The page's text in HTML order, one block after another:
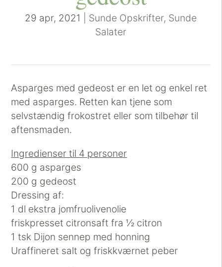
29 apr, 2021 Sunde Opskrifter, Sunde
Salater
Asparges med gedeost er en let og enkel ret
med asparges. Retten kan tjene som
selvstændig frokostret eller som tilbehør til
aftensmaden.
Ingredienser til 4 personer
600 g asparges
200 g gedeost
Dressing af:
1 dl ekstra jomfruolivenolie
friskpresset citronsaft fra ½ citron
1 tsk Dijon sennep med honning
Uraffineret salt og friskkværnet peber